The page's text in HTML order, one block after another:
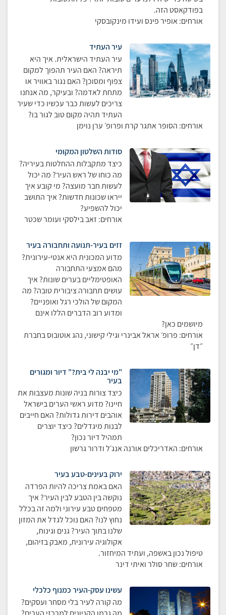
בפודקאסט הזה.
אורחים: אופיר פינס ועידו מינקובסקי
עיר העתיד
עיר העתיד הישראלית. איך היא
תיראה? האם העיר תהפוך למקום
צפוף ומסוכן? האם נגור באוויר או
מתחת לאדמה? ובעיקר, מה אנחנו
צריכים לעשות כבר עכשיו כדי שעיר
העתיד תהיה מקום טוב לגור בו?
אורחים: הסופר אתגר קרת ופרופ׳ ערן נוימן
סודות השלטון המקומי
כיצד מתקבלות ההחלטות בעיריה?
מה כוחו של ראש העיר? מה יכול
לעשות חבר מועצה? מי קובע איך
ייראו שכונות חדשות? איך התושב
יכול להשפיע?
אורחים: זאב בילסקי ועומר שכטר
זזים בעיר-תנועה ותחבורה בעיר
מדוע המכונית היא אנטי-עירונית?
מהם אמצעי התחבורה
האופטימליים בערים שונות? איך
עושים תחבורה ציבורית טובה? מה
המקום של הולכי רגל ואופניים?
ומדוע רוב הדברים הללו אינם
מיושמים כאן?
אורחים: פרופ׳ אראל אבינרי וגילי קישוני, נהג אוטובוס בחברת
״דן״
"מי יבנה לי בית?" דיור ומגורים
בעיר
כיצד צורות בניה שונות מעצבות את
חיינו? מדוע ראשי הערים בישראל
אוהבים דירות גדולות? האם חייבים
לבנות מיגדלים? כיצד יוצרים
תמהיל דיור נכון?
אורחים: האדריכלים אורנה אנג׳ל ודרור גרשון
ירוק בעינים-טבע בעיר
האם באמת צריכה להיות הפרדה
נוקשה בין הטבע לבין העיר? איך
מטפחים טבע עירוני ולמה זה בכלל
נחוץ לנו? האם נוכל לגדל את המזון
שלנו בתוך העיר? גנים וגינות,
אקולוגיה עירונית, מאבק בזיהום,
טיפול נכון באשפה, ועתיד המיחזור.
אורחים: שחר סולר ואיתי דינר
עשינו עסק-העיר כמנוף כלכלי
מה קורה לעיר בלי מסחר ועסקים?